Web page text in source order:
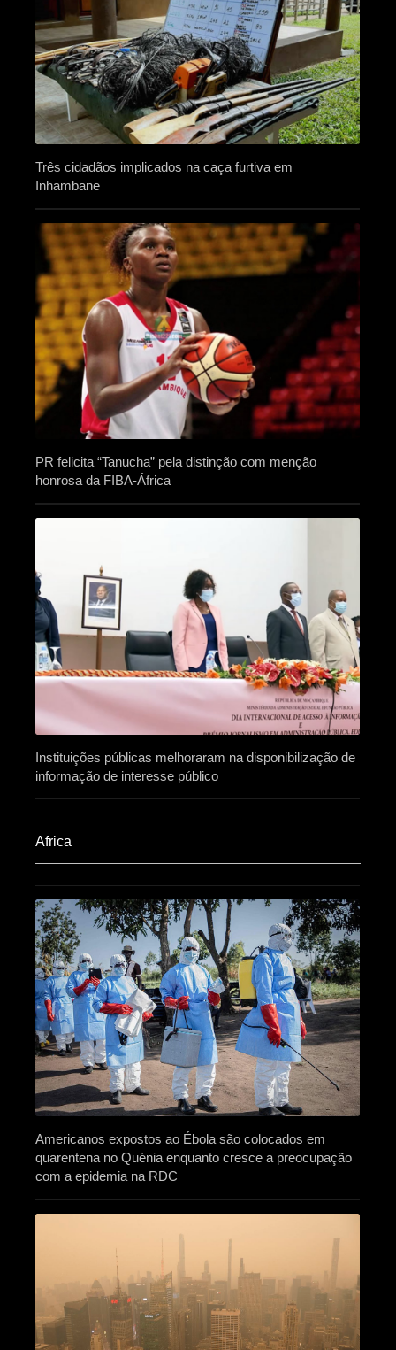
Três cidadãos implicados na caça furtiva em
Inhambane
PR felicita “Tanucha” pela distinção com menção
honrosa da FIBA-África
Instituições públicas melhoraram na disponibilização de
informação de interesse público
Africa​
Americanos expostos ao Ébola são colocados em
quarentena no Quénia enquanto cresce a preocupação
com a epidemia na RDC